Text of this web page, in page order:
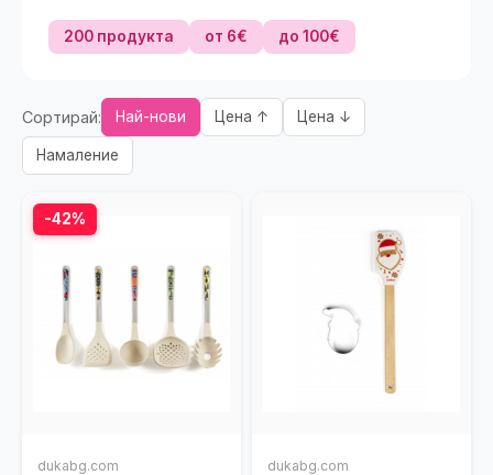
200 продукта от 6€ до 100€
Сортирай: Най-нови Цена ↑ Цена ↓
Намаление
-42%
dukabg.com dukabg.com